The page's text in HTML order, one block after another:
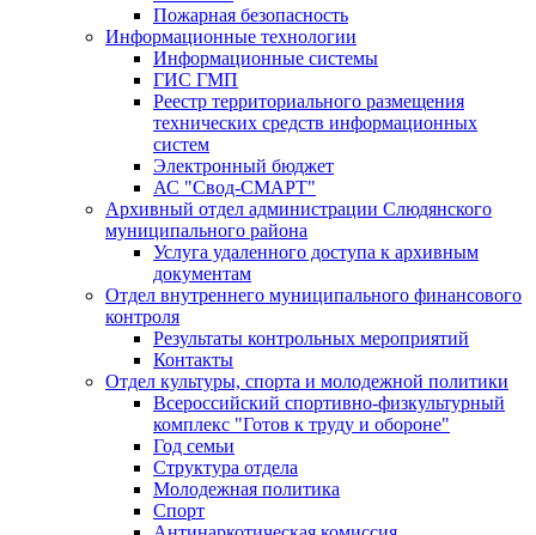
Пожарная безопасность
Информационные технологии
Информационные системы
ГИС ГМП
Реестр территориального размещения
технических средств информационных
систем
Электронный бюджет
АС "Свод-СМАРТ"
Архивный отдел администрации Слюдянского
муниципального района
Услуга удаленного доступа к архивным
документам
Отдел внутреннего муниципального финансового
контроля
Результаты контрольных мероприятий
Контакты
Отдел культуры, спорта и молодежной политики
Всероссийский спортивно-физкультурный
комплекс "Готов к труду и обороне"
Год семьи
Структура отдела
Молодежная политика
Спорт